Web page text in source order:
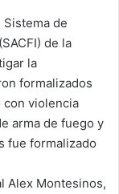
de
de la
la
formalizados
con violencia
arma de fuego y
fue formalizado
Alex Montesinos,